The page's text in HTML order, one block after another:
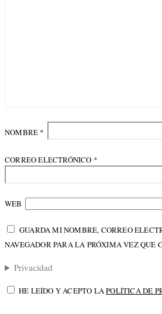
NOMBRE *
CORREO ELECTRÓNICO *
WEB
GUARDA MI NOMBRE, CORREO
NAVEGADOR PARA LA PRÓXIMA VEZ QUE
Privacidad
HE LEÍDO Y ACEPTO LAPOLÍTICA DE